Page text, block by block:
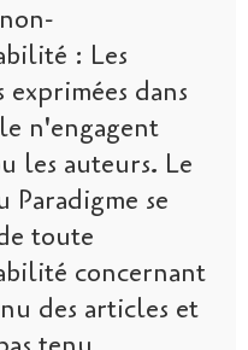
: Les
dans
n'engagent
les auteurs. Le
Paradigme se
toute
concernant
des articles et